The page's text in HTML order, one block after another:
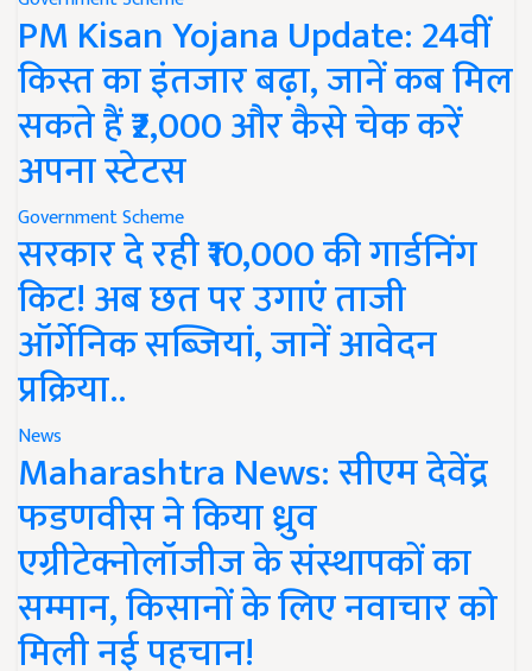
PM Kisan Yojana Update: 24वीं
किस्त का इंतजार बढ़ा, जानें कब मिल
सकते हैं ₹2,000 और कैसे चेक करें
अपना स्टेटस
Government Scheme
सरकार दे रही ₹10,000 की गार्डनिंग
किट! अब छत पर उगाएं ताजी
ऑर्गेनिक सब्जियां, जानें आवेदन
प्रक्रिया..
News
Maharashtra News: सीएम देवेंद्र
फडणवीस ने किया ध्रुव
एग्रीटेक्नोलॉजीज के संस्थापकों का
सम्मान, किसानों के लिए नवाचार को
मिली नई पहचान!